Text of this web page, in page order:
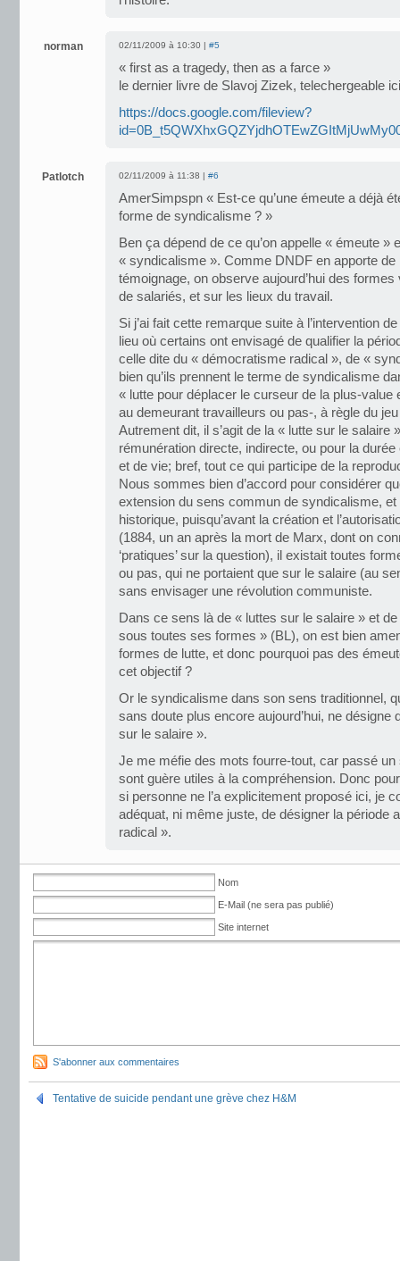
norman 02/11/2009 à 10:30 | #5
« first as a tragedy, then as a farce »
le dernier livre de Slavoj Zizek, telechergeable
https://docs.google.com/fileview?
Patlotch 02/11/2009 à 11:38 | #6
AmerSimpspn « Est-ce qu’une émeute a déjà
forme de syndicalisme ? »
Ben ça dépend de ce qu’on appelle « émeute »
« syndicalisme ». Comme DNDF en apporte de
témoignage, on observe aujourd’hui des
de salariés, et sur les lieux du travail.
Si j’ai fait cette remarque suite à l’intervention
lieu où certains ont envisagé de qualifier la
celle dite du « démocratisme radical », de «
bien qu’ils prennent le terme de syndicalisme
« lutte pour déplacer le curseur de la plus-value
au demeurant travailleurs ou pas-, à règle du
Autrement dit, il s’agit de la « lutte sur le salaire
rémunération directe, indirecte, ou pour la
et de vie; bref, tout ce qui participe de la
Nous sommes bien d’accord pour considérer
extension du sens commun de syndicalisme,
historique, puisqu’avant la création et
(1884, un an après la mort de Marx, dont on
‘pratiques’ sur la question), il existait toutes
ou pas, qui ne portaient que sur le salaire (au
sans envisager une révolution communiste.
Dans ce sens là de « luttes sur le salaire » et
sous toutes ses formes » (BL), on est bien
formes de lutte, et donc pourquoi pas des
cet objectif ?
Or le syndicalisme dans son sens traditionnel,
sans doute plus encore aujourd’hui, ne désigne
sur le salaire ».
Je me méfie des mots fourre-tout, car passé un
sont guère utiles à la compréhension. Donc
si personne ne l’a explicitement proposé ici, je
adéquat, ni même juste, de désigner la période
radical ».
Nom
E-Mail (ne sera pas publié)
Site internet
S'abonner aux commentaires
Tentative de suicide pendant une grève chez H&M